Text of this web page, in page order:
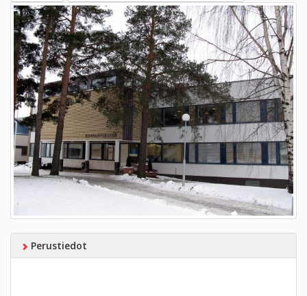
Perustiedot